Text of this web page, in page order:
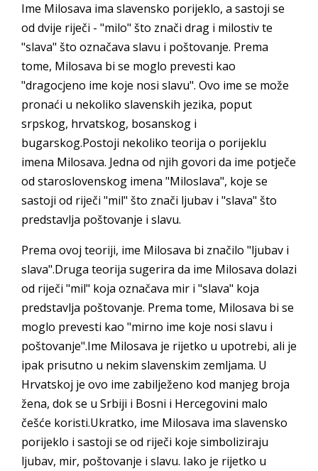
Ime Milosava ima slavensko porijeklo, a sastoji se
od dvije riječi - "milo" što znači drag i milostiv te
"slava" što označava slavu i poštovanje. Prema
tome, Milosava bi se moglo prevesti kao
"dragocjeno ime koje nosi slavu". Ovo ime se može
pronaći u nekoliko slavenskih jezika, poput
srpskog, hrvatskog, bosanskog i
bugarskog.Postoji nekoliko teorija o porijeklu
imena Milosava. Jedna od njih govori da ime potječe
od staroslovenskog imena "Miloslava", koje se
sastoji od riječi "mil" što znači ljubav i "slava" što
predstavlja poštovanje i slavu.
Prema ovoj teoriji, ime Milosava bi značilo "ljubav i
slava".Druga teorija sugerira da ime Milosava dolazi
od riječi "mil" koja označava mir i "slava" koja
predstavlja poštovanje. Prema tome, Milosava bi se
moglo prevesti kao "mirno ime koje nosi slavu i
poštovanje".Ime Milosava je rijetko u upotrebi, ali je
ipak prisutno u nekim slavenskim zemljama. U
Hrvatskoj je ovo ime zabilježeno kod manjeg broja
žena, dok se u Srbiji i Bosni i Hercegovini malo
češće koristi.Ukratko, ime Milosava ima slavensko
porijeklo i sastoji se od riječi koje simboliziraju
ljubav, mir, poštovanje i slavu. Iako je rijetko u